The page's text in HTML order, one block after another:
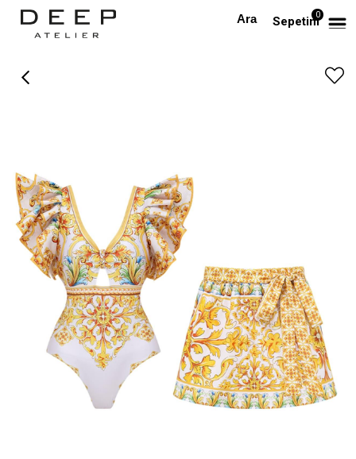
Sepetim0
Anasayfa BEACHWEAR Omzu Fırfır Detaylı Desenli Mayo Pareo Takım